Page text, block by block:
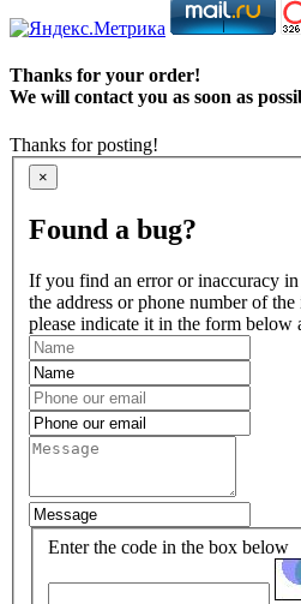
Thanks for your order!
We will contact you as soon as
Thanks for posting!
×
Found a bug?
If you find an error or inaccuracy
the address or phone number of
please indicate it in the form
Enter the code in the box below